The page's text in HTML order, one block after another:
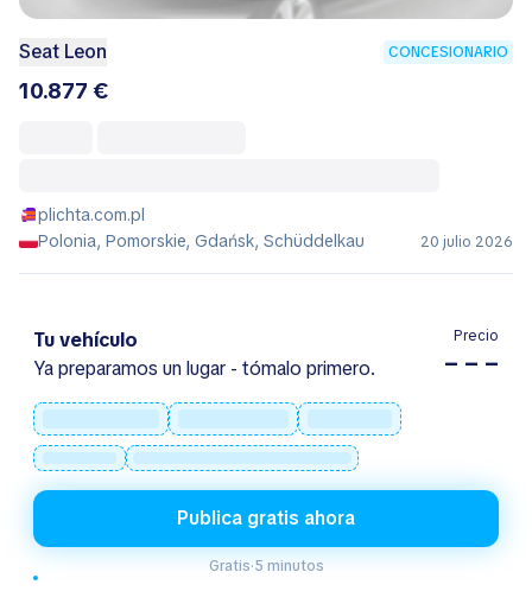
Seat Leon CONCESIONARIO
10.877 €
plichta.com.pl
Polonia, Pomorskie, Gdańsk, Schüddelkau
20 julio 2026
Tu vehículo
Ya preparamos un lugar - tómalo primero.
Precio
– – –
Publica gratis ahora
Gratis·5 minutos